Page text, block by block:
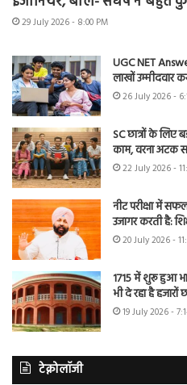
29 July 2026 - 8:00 PM
UGC NET
लाखों उम्मीदवार
26 July 2026 -
SC छात्रों के
काम, वरना अटक
22 July 2026 -
नीट परीक्षा में
उजागर करती है:
20 July 2026 -
1715 में शुरू हुआ
भी दे रहा है हजारों
19 July 2026 -
टेक्नोलॉजी